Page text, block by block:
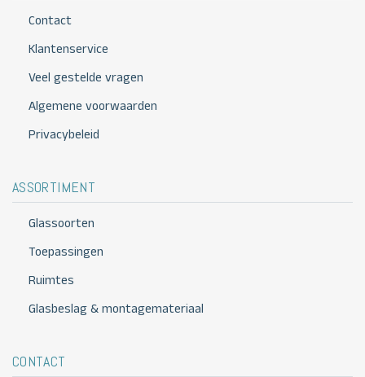
Contact
Klantenservice
Veel gestelde vragen
Algemene voorwaarden
Privacybeleid
ASSORTIMENT
Glassoorten
Toepassingen
Ruimtes
Glasbeslag & montagemateriaal
CONTACT